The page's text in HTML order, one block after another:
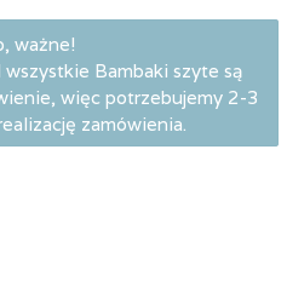
ważne!
Bambaki szyte są
więc potrzebujemy 2-3
zamówienia.